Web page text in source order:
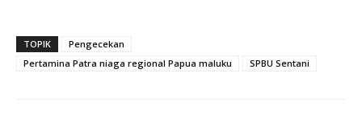
TOPIK
Pengecekan
Pertamina Patra niaga regional Papua maluku
SPBU Sentani